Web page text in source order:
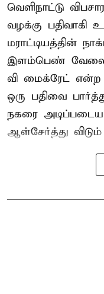
வெளிநாட்டு
வழக்கு பதிவாகி
மராட்டியத்தின்
இளம்பெண் வேலை
வி மைக்ரேட் என்ற
ஒரு பதிவை
நகரை
ஆள்சேர்த்து